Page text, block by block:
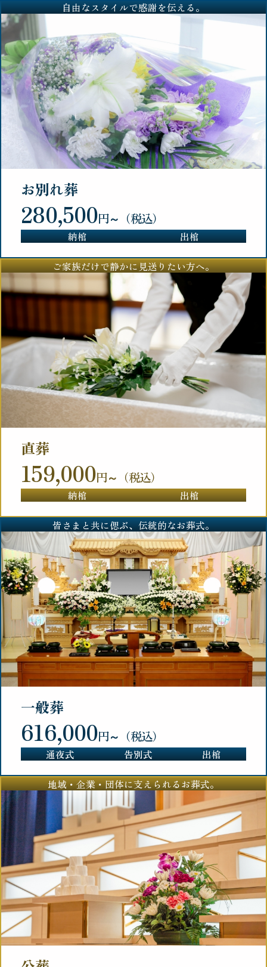
自由なスタイルで感謝を伝える。
お別れ葬
280,500円～（税込）
納棺 出棺
ご家族だけで静かに見送りたい方へ。
直葬
159,000円～（税込）
納棺 出棺
皆さまと共に偲ぶ、伝統的なお葬式。
一般葬
616,000円～（税込）
通夜式 告別式 出棺
地域・企業・団体に支えられるお葬式。